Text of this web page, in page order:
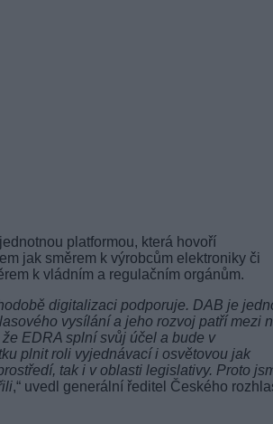
platformou, která hovoří
jak směrem k výrobcům elektroniky či
k vládním a regulačním orgánům.
digitalizaci podporuje. DAB je
vysílání a jeho rozvoj patří mezi
EDRA splní svůj účel a bude v
plnit roli vyjednávací i osvětovou jak
tak i v oblasti legislativy. Proto
,“ uvedl generální ředitel Českého